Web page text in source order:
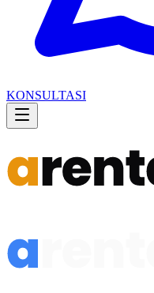
KONSULTASI